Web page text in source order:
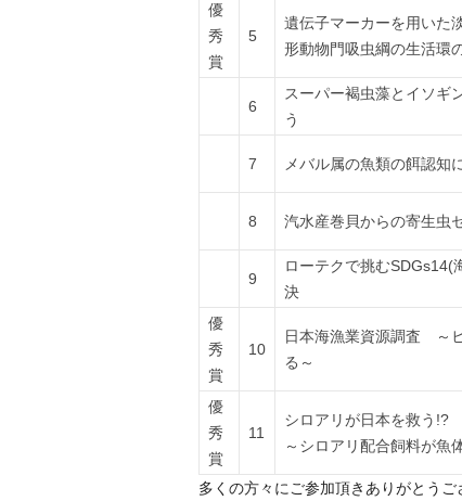
優
秀
賞
5
遺伝子マーカーを用いた
形動物門吸虫綱の生活環
6
スーパー褐虫藻とイソギ
う
7 メバル属の魚類の餌認知
8 汽水産巻貝からの寄生虫
9
ローテクで挑むSDGs14(
決
優
秀
賞
10
日本海漁業資源調査 ～
る～
優
秀
賞
11
シロアリが日本を救う!?
～シロアリ配合飼料が魚
多くの方々にご参加頂きありがとうご